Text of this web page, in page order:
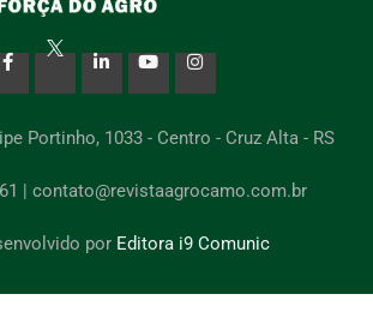
Portinho, 1033 - Centro - Cruz Alta - RS
| contato@revistaagrocamo.com.br
por Editora i9 Comunic